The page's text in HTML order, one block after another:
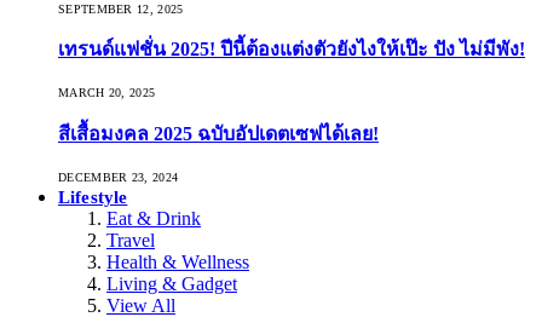
SEPTEMBER 12, 2025
เทรนด์แฟชั่น 2025! ปีนี้ต้องแต่งตัวยังไงให้เป๊ะ ปัง ไม่มีพัง!
MARCH 20, 2025
สีเสื้อมงคล 2025 ฉบับอัปเดตเซฟได้เลย!
DECEMBER 23, 2024
Lifestyle
Eat & Drink
Travel
Health & Wellness
Living & Gadget
View All